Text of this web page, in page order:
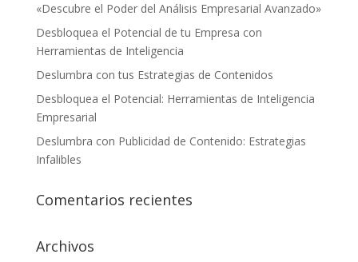
«Descubre el Poder del Análisis Empresarial Avanzado»
Desbloquea el Potencial de tu Empresa con
Herramientas de Inteligencia
Deslumbra con tus Estrategias de Contenidos
Desbloquea el Potencial: Herramientas de Inteligencia
Empresarial
Deslumbra con Publicidad de Contenido: Estrategias
Infalibles
Comentarios recientes
Archivos